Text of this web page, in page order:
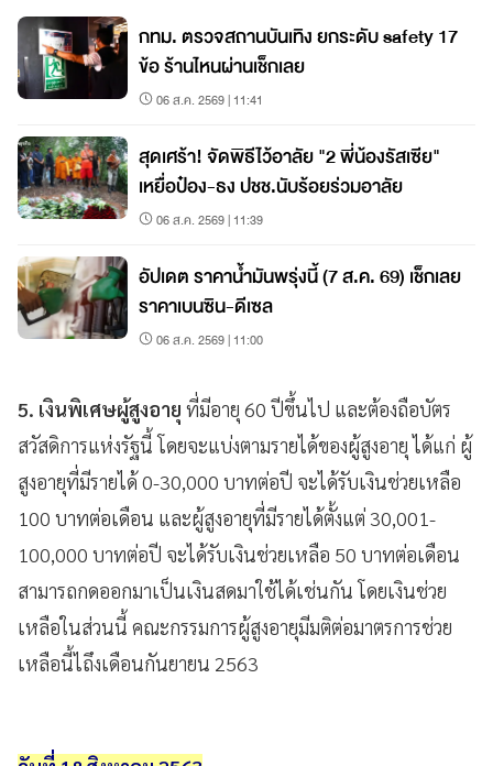
กทม. ตรวจสถานบันเทิง ยกระดับ safety 17
ข้อ ร้านไหนผ่านเช็กเลย
06 ส.ค. 2569 | 11:41
สุดเศร้า! จัดพิธีไว้อาลัย "2 พี่น้องรัสเซีย"
เหยื่อป๋อง-ธง ปชช.นับร้อยร่วมอาลัย
06 ส.ค. 2569 | 11:39
อัปเดต ราคาน้ำมันพรุ่งนี้ (7 ส.ค. 69) เช็กเลย
ราคาเบนซิน-ดีเซล
06 ส.ค. 2569 | 11:00
5. เงินพิเศษผู้สูงอายุ ที่มีอายุ 60 ปีขึ้นไป และต้องถือบัตร
สวัสดิการแห่งรัฐนี้ โดยจะแบ่งตามรายได้ของผู้สูงอายุ ได้แก่ ผู้
สูงอายุที่มีรายได้0-30,000 บาทต่อปี จะได้รับเงินช่วยเหลือ
100 บาทต่อเดือน และผู้สูงอายุที่มีรายได้ตั้งแต่ 30,001-
100,000 บาทต่อปี จะได้รับเงินช่วยเหลือ 50 บาทต่อเดือน
สามารถกดออกมาเป็นเงินสดมาใช้ได้เช่นกัน โดยเงินช่วย
เหลือในส่วนนี้ คณะกรรมการผู้สูงอายุมีมติต่อมาตรการช่วย
เหลือนี้ไถึงเดือนกันยายน 2563